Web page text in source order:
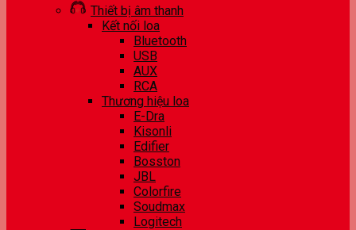
Thiết bị âm thanh
Kết nối loa
Bluetooth
USB
AUX
RCA
Thương hiệu loa
E-Dra
Kisonli
Edifier
Bosston
JBL
Colorfire
Soudmax
Logitech